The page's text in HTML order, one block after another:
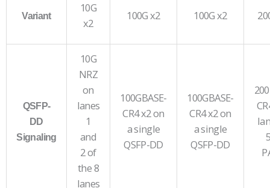
Variant
10G
x2
100G x2 100G x2
QSFP-
DD
Signaling
10G
NRZ
on
lanes
1
and
2 of
the 8
lanes
100GBASE-
CR4 x2 on
a single
QSFP-DD
100GBASE-
CR4 x2 on
a single
QSFP-DD